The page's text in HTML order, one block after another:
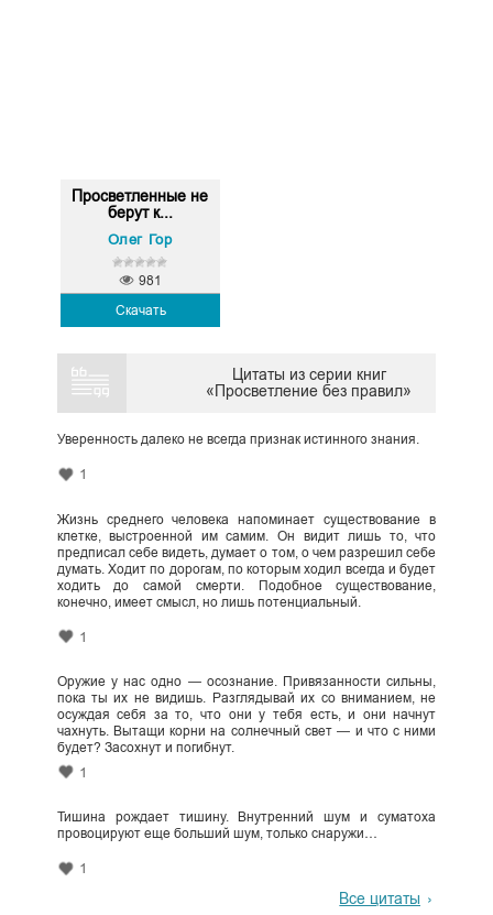
Просветленные не
берут к...
Олег Гор
Скачать
981
Цитаты из серии книг
«Просветление без правил»
Уверенность далеко не всегда признак истинного знания.
1
Жизнь среднего человека напоминает существование в
клетке, выстроенной им самим. Он видит лишь то, что
предписал себе видеть, думает о том, о чем разрешил себе
думать. Ходит по дорогам, по которым ходил всегда и будет
ходить до самой смерти. Подобное существование,
конечно, имеет смысл, но лишь потенциальный.
1
Оружие у нас одно — осознание. Привязанности сильны,
пока ты их не видишь. Разглядывай их со вниманием, не
осуждая себя за то, что они у тебя есть, и они начнут
чахнуть. Вытащи корни на солнечный свет — и что с ними
будет? Засохнут и погибнут.
1
Тишина рождает тишину. Внутренний шум и суматоха
провоцируют еще больший шум, только снаружи…
1
Все цитаты